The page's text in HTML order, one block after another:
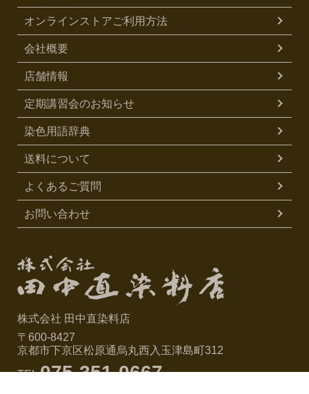
オンラインストアご利用方法
会社概要
店舗情報
定期講習会のお知らせ
染色用語辞典
送料について
よくあるご質問
お問い合わせ
株式会社 田中直染料店
〒600-8427
京都市下京区松原通烏丸西入玉津島町312
TEL075-351-0667